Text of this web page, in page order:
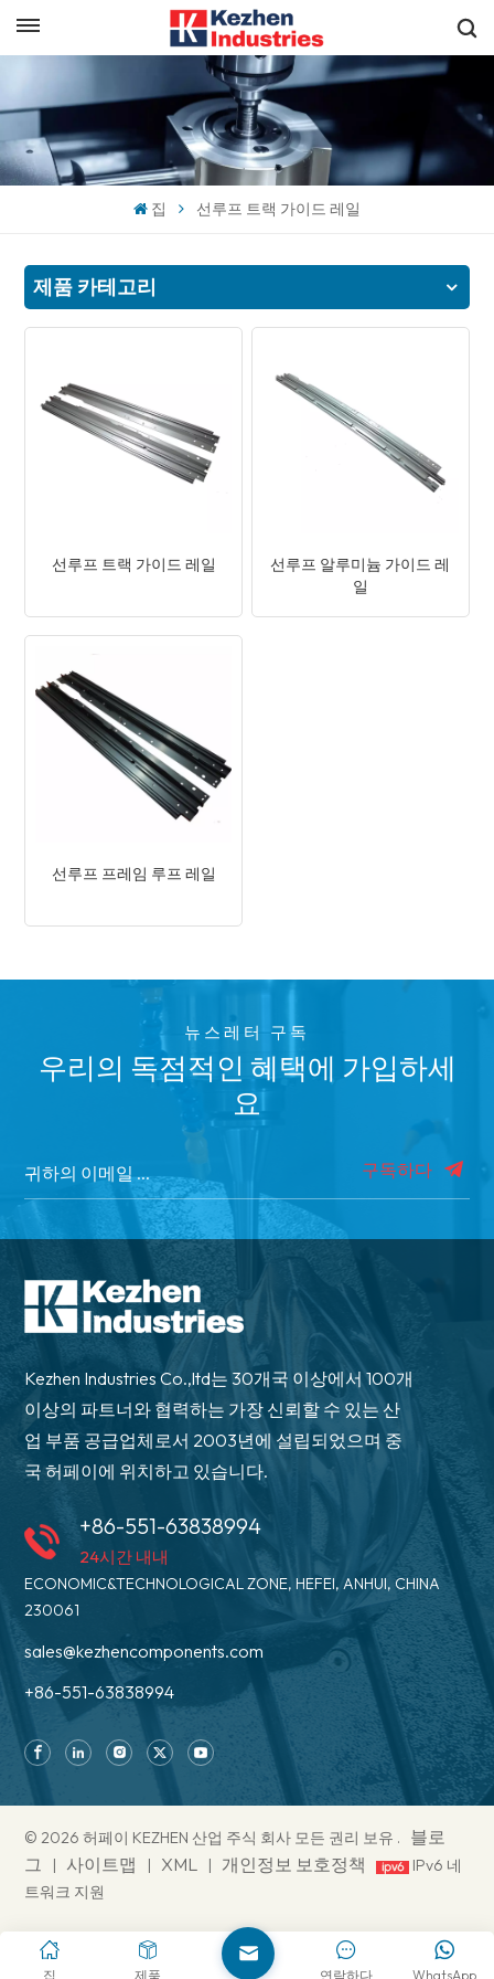
English
español
한국의
빠른 견적 받기
집 선루프 트랙 가이드 레일
제품 카테고리
선루프 트랙 가이드 레일
선루프 알루미늄 가이드 레
일
선루프 프레임 루프 레일
뉴스레터 구독
우리의 독점적인 혜택에 가입하세
요
구독하다
Kezhen Industries Co.,ltd는 30개국 이상에서 100개
이상의 파트너와 협력하는 가장 신뢰할 수 있는 산
업 부품 공급업체로서 2003년에 설립되었으며 중
국 허페이에 위치하고 있습니다.
+86-551-63838994
24시간 내내
ECONOMIC&TECHNOLOGICAL ZONE, HEFEI, ANHUI, CHINA
230061
sales@kezhencomponents.com
+86-551-63838994
© 2026 허페이 KEZHEN 산업 주식 회사 모든 권리 보유 .
블로
그
| 사이트맵 | XML | 개인정보 보호정책
IPv6 네
트워크 지원
집 제품 WhatsApp
연락하다